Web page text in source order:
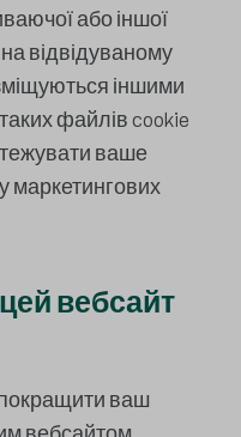
або іншої
відвідуваному
іншими
файлів cookie
ваше
маркетингових
вебсайт
ваш